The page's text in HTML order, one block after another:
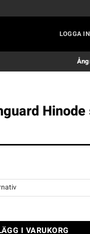
LOGGA IN
silver blå mängd
I VARUKORG